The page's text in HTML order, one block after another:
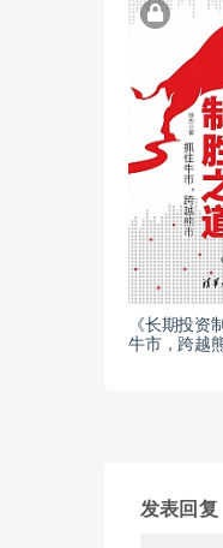
《长期投资
牛市，跨越
发表回复